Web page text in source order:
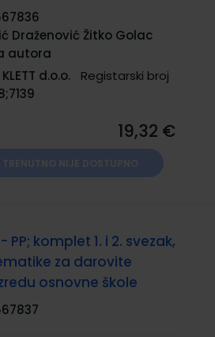
Draženović Žitko Golac
autora
KLETT d.o.o.
Registarski broj
19,32 €
PP; komplet 1. i 2. svezak,
za darovite
osnovne škole